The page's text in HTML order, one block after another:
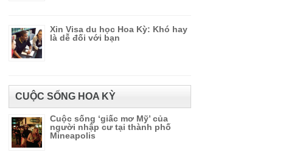
Xin Visa du học Hoa Kỳ: Khó hay
là dễ đối với bạn
CUỘC SỐNG HOA KỲ
Cuộc sống ‘giấc mơ Mỹ’ của
người nhập cư tại thành phố
Mineapolis